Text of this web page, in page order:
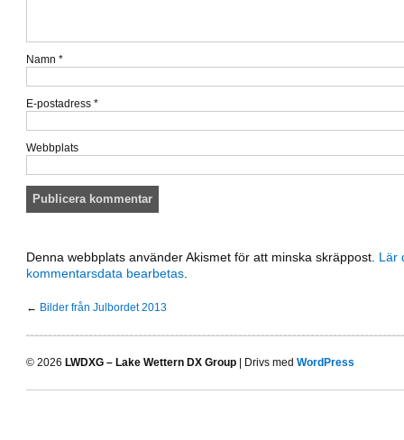
Namn *
E-postadress *
Webbplats
Denna webbplats använder Akismet för att minska skräppost. Lär
kommentarsdata bearbetas
← Bilder från Julbordet 2013
© 2026 LWDXG – Lake Wettern DX Group | Drivs med WordPress